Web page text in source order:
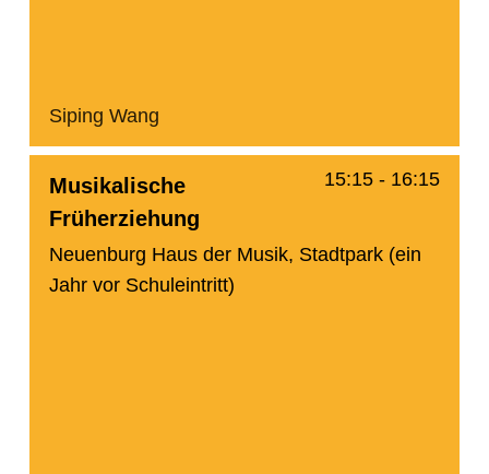
Siping Wang
15:15 - 16:15
Musikalische
Früherziehung
Neuenburg Haus der Musik, Stadtpark (ein
Jahr vor Schuleintritt)